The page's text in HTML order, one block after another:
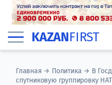
KAZANFIRST
Главная → Политика → В
спутниковую группировку